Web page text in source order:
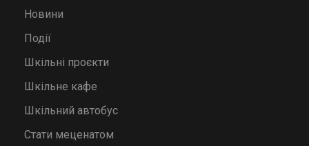
Новини
Події
Шкільні проєкти
Шкільне кафе
Шкільний автобус
Стати меценатом